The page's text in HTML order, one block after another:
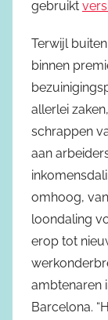
gebruikt
Terwijl
binnen
allerlei
schrappen
aan
omhoog,
loondaling
erop tot
ambtenaren
Barcelona.